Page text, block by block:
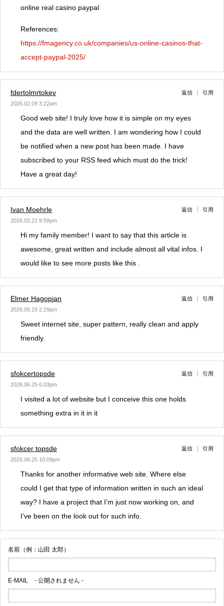
online real casino paypal
References:
https://fmagency.co.uk/companies/us-online-casinos-that-
accept-paypal-2025/
fdertolmrtokev
2026.02.09 3:22am
返信 引用
Good web site! I truly love how it is simple on my eyes
and the data are well written. I am wondering how I could
be notified when a new post has been made. I have
subscribed to your RSS feed which must do the trick!
Have a great day!
Ivan Moehrle
2026.02.21 9:59pm
返信 引用
Hi my family member! I want to say that this article is
awesome, great written and include almost all vital infos. I
would like to see more posts like this .
Elmer Hagopian
2026.05.19 2:29pm
返信 引用
Sweet internet site, super pattern, really clean and apply
friendly.
sfokcertopsde
2026.06.25 6:03pm
返信 引用
I visited a lot of website but I conceive this one holds
something extra in it in it
sfokcer topsde
2026.06.25 10:09pm
返信 引用
Thanks for another informative web site. Where else
could I get that type of information written in such an ideal
way? I have a project that I’m just now working on, and
I’ve been on the look out for such info.
名前（例：山田 太郎）
E-MAIL - 公開されません -